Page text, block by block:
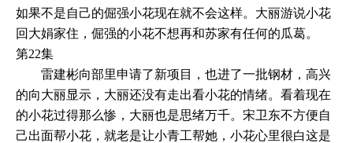
如果不是自己的倔强小花现在就不会这样。大丽游说小花
回大娟家住，倔强的小花不想再和苏家有任何的瓜葛。
第22集
雷建彬向部里申请了新项目，也进了一批钢材，高兴
的向大丽显示，大丽还没有走出看小花的情绪。看着现在
的小花过得那么惨，大丽也是思绪万千。宋卫东不方便自
己出面帮小花，就老是让小青工帮她，小花心里很白这是